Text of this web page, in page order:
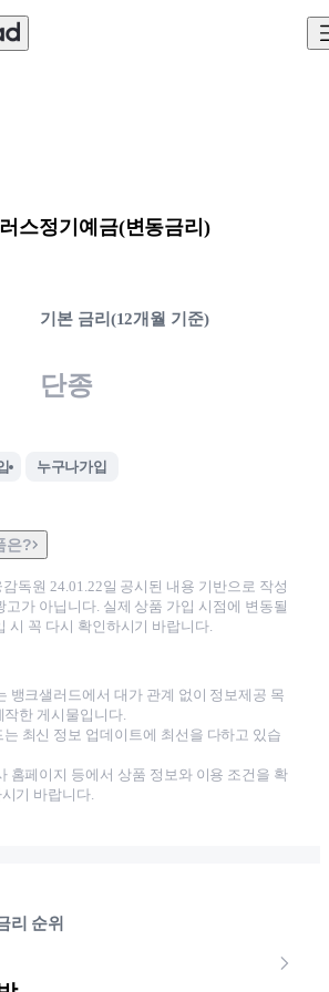
스정기예금(변동금리)
기본 금리(12개월 기준)
단종
누구나가입
은?
감독원24.01.22일 공시된 내용 기반으로 작성
고가 아닙니다. 실제 상품 가입 시점에 변동될
시 꼭 다시 확인하시기 바랍니다.
뱅크샐러드에서 대가 관계 없이 정보제공 목
작한 게시물입니다.
최신 정보 업데이트에 최선을 다하고 있습
홈페이지 등에서 상품 정보와 이용 조건을 확
기 바랍니다.
리 순위